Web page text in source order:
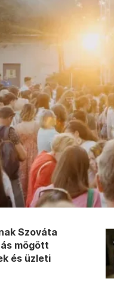
Szováta
mögött
és üzleti